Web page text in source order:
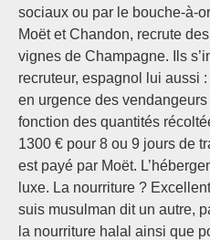
sociaux ou par le bouche-à-
Moët et Chandon, recrute
vignes de Champagne. Ils
recruteur, espagnol lui aussi
en urgence des
fonction des quantités
1300 € pour 8 ou 9 jours de
est payé par Moët.
luxe. La nourriture ?
suis musulman dit un autre,
la nourriture halal ainsi que